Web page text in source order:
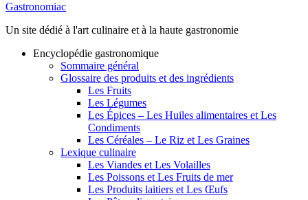
Gastronomiac
Un site dédié à l'art culinaire et à la haute gastronomie
Encyclopédie gastronomique
Sommaire général
Glossaire des produits et des ingrédients
Les Fruits
Les Légumes
Les Épices – Les Huiles alimentaires et Les
Condiments
Les Céréales – Le Riz et Les Graines
Lexique culinaire
Les Viandes et Les Volailles
Les Poissons et Les Fruits de mer
Les Produits laitiers et Les Œufs